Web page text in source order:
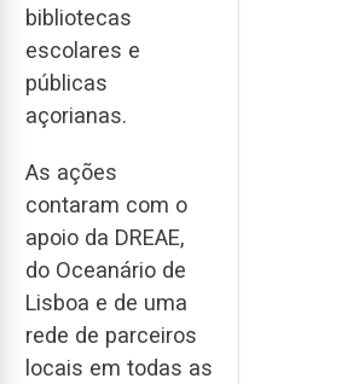
bibliotecas
escolares e
públicas
açorianas.
As ações
contaram com o
apoio da DREAE,
do Oceanário de
Lisboa e de uma
rede de parceiros
locais em todas as